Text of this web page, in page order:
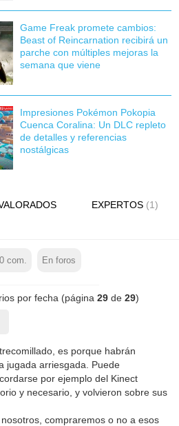
Game Freak promete cambios:
Beast of Reincarnation recibirá un
parche con múltiples mejoras la
semana que viene
Impresiones Pokémon Pokopia
Cuenca Coralina: Un DLC repleto
de detalles y referencias
nostálgicas
EXPERTOS (1)
com. En foros
por fecha (página 29de 29)
es porque habrán
jugada arriesgada. Puede
por ejemplo del Kinect
y necesario, y volvieron sobre sus
compraremos o no a esos